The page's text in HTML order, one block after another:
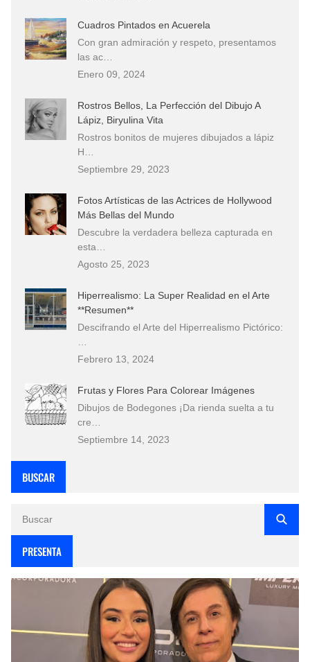
Cuadros Pintados en Acuerela
Con gran admiración y respeto, presentamos
las ac…
Enero 09, 2024
Rostros Bellos, La Perfección del Dibujo A
Lápiz, Biryulina Vita
Rostros bonitos de mujeres dibujados a lápiz
H…
Septiembre 29, 2023
Fotos Artísticas de las Actrices de Hollywood
Más Bellas del Mundo
Descubre la verdadera belleza capturada en
esta…
Agosto 25, 2023
Hiperrealismo: La Super Realidad en el Arte
**Resumen**
Descifrando el Arte del Hiperrealismo Pictórico:
Febrero 13, 2024
Frutas y Flores Para Colorear Imágenes
Dibujos de Bodegones ¡Da rienda suelta a tu
cre…
Septiembre 14, 2023
BUSCAR
PRESENTA